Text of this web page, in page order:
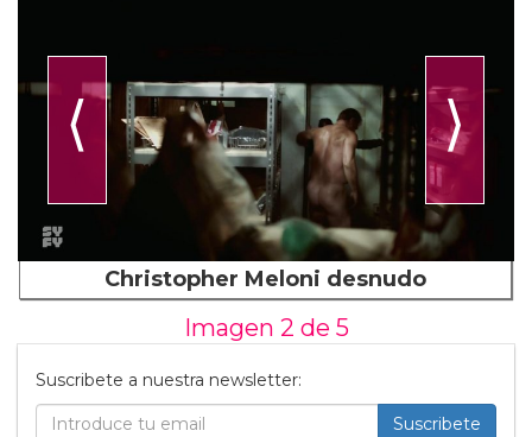
⟨ ⟩
Christopher Meloni desnudo
Imagen 2 de 5
Suscribete a nuestra newsletter:
Suscribete